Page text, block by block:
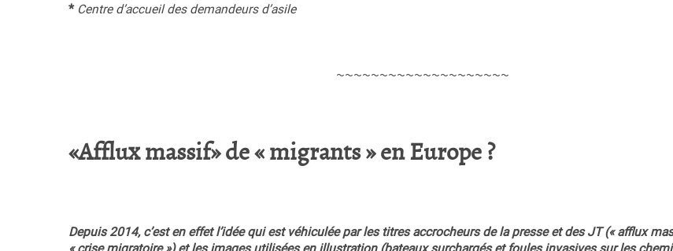
* Centre d’accueil des demandeurs d’asile
~~~~~~~~~~~~~~~~~~~~
«Afflux massif» de « migrants » en Europe ?
Depuis 2014, c’est en effet l’idée qui est véhiculée par les titres accrocheurs de la presse et des JT (« afflux